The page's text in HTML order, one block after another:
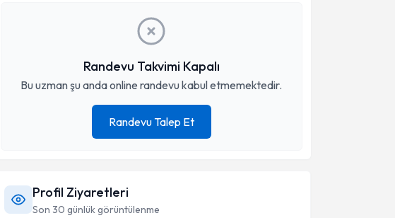
Randevu Takvimi Kapalı
Bu uzman şu anda online randevu kabul etmemektedir.
Randevu Talep Et
Profil Ziyaretleri
Son 30 günlük görüntülenme